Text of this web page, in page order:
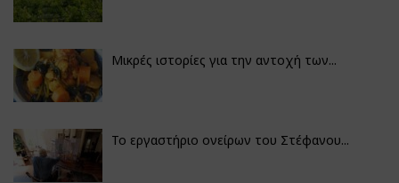
Μικρές ιστορίες για την αντοχή των...
Το εργαστήριο ονείρων του Στέφανου...